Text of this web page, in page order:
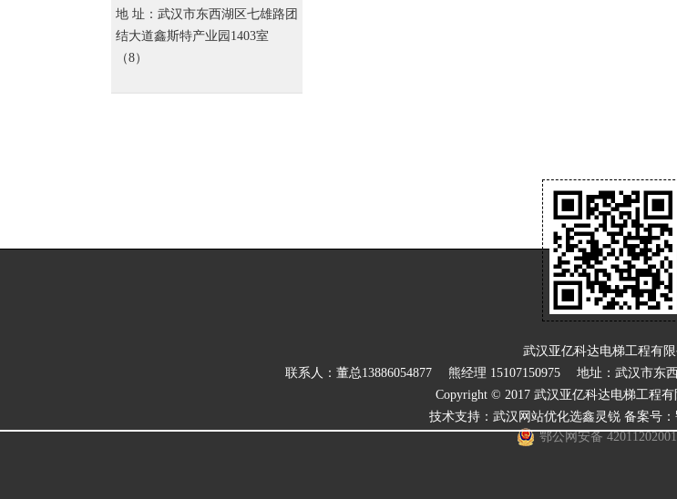
地 址：武汉市东西湖区七雄路团
结大道鑫斯特产业园1403室
（8）
武汉亚亿科达电梯工程有限
联系人：董总13886054877 熊经理 15107150975 地址：武汉市东西
Copyright © 2017 武汉亚亿科达电梯工程
技术支持： 武汉网站优化选鑫灵锐 备案号：
鄂公网安备